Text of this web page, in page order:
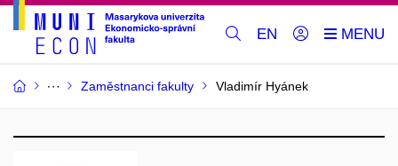
EN
Zaměstnanci fakulty Vladimír Hyánek